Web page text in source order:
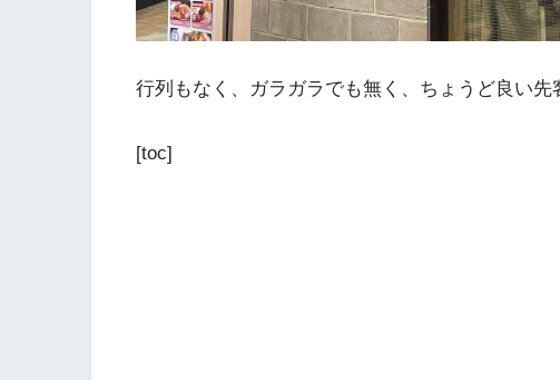
行列もなく、ガラガラでも無く、ちょうど良い先
[toc]